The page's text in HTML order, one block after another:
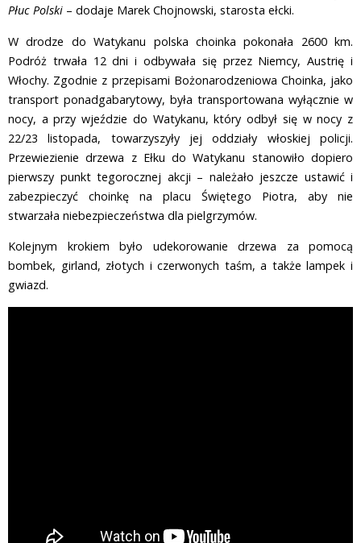
Płuc Polski – dodaje Marek Chojnowski, starosta ełcki.
W drodze do Watykanu polska choinka pokonała 2600 km.
Podróż trwała 12 dni i odbywała się przez Niemcy, Austrię i
Włochy. Zgodnie z przepisami Bożonarodzeniowa Choinka, jako
transport ponadgabarytowy, była transportowana wyłącznie w
nocy, a przy wjeździe do Watykanu, który odbył się w nocy z
22/23 listopada, towarzyszyły jej oddziały włoskiej policji.
Przewiezienie drzewa z Ełku do Watykanu stanowiło dopiero
pierwszy punkt tegorocznej akcji – należało jeszcze ustawić i
zabezpieczyć choinkę na placu Świętego Piotra, aby nie
stwarzała niebezpieczeństwa dla pielgrzymów.
Kolejnym krokiem było udekorowanie drzewa za pomocą
bombek, girland, złotych i czerwonych taśm, a także lampek i
gwiazd.